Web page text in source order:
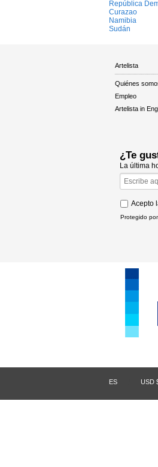
República
Curazao
Namibia
Sudán
Artelista
Quiénes
Empleo
Artelista in
¿Te
La última
Acepto
Protegido
ES USD